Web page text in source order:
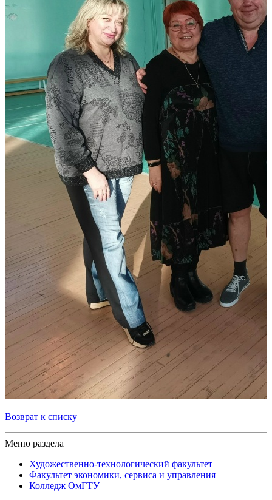
Возврат к списку
Меню раздела
Художественно-технологический факультет
Факультет экономики, сервиса и управления
Колледж ОмГТУ